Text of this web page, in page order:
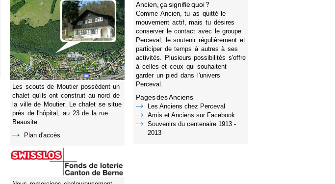
Les scouts de Moutier possèdent un
chalet qu'ils ont construit au nord de
la ville de Moutier. Le chalet se situe
près de l'hôpital, au 23 de la rue
Beausite.
Plan d'accès
Ancien, ça signifie quoi ?
Comme Ancien, tu as quitté le
mouvement actif, mais tu désires
conserver le contact avec le groupe
Perceval, le soutenir régulièrement et
participer de temps à autres à ses
activités. Plusieurs possibilités s'offre
à celles et ceux qui souhaitent
garder un pied dans l'univers
Perceval.
Pages des Anciens
Les Anciens chez Perceval
Amis et Anciens sur Facebook
Souvenirs du centenaire 1913 -
2013